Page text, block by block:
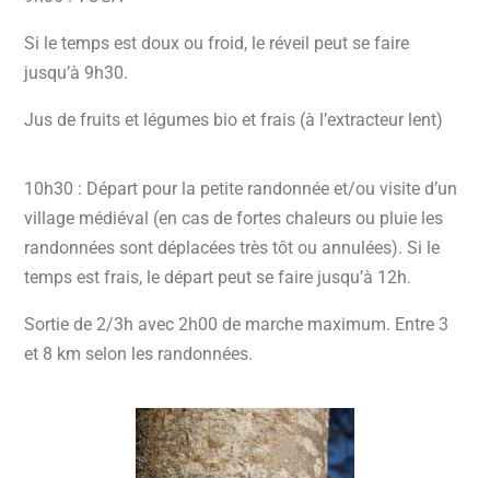
Si le temps est doux ou froid, le réveil peut se faire
jusqu’à 9h30.
Jus de fruits et légumes bio et frais (à l’extracteur lent)
10h30 : Départ pour la petite randonnée et/ou visite d’un
village médiéval (en cas de fortes chaleurs ou pluie les
randonnées sont déplacées très tôt ou annulées). Si le
temps est frais, le départ peut se faire jusqu’à 12h.
Sortie de 2/3h avec 2h00 de marche maximum. Entre 3
et 8 km selon les randonnées.